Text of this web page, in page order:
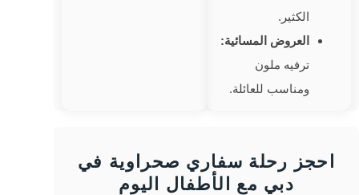
الكثير.
العروض المسائية:
ترفيه ملون
ومناسب للعائلة.
احجز رحلة سفاري صحراوية في
دبي مع الأطفال اليوم